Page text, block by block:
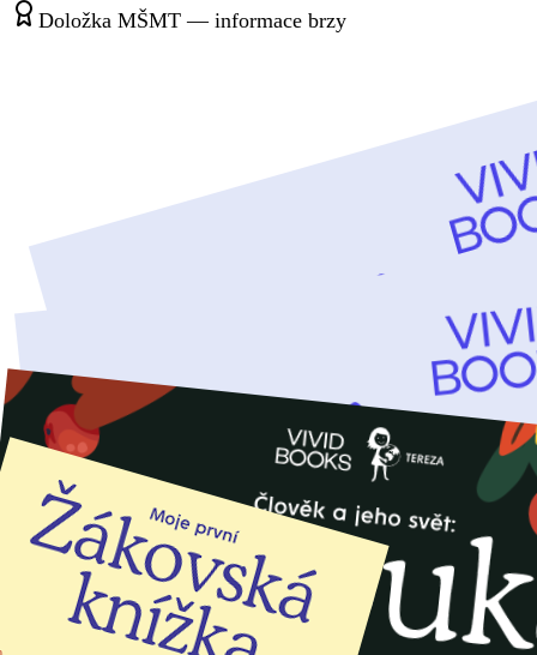
Doložka MŠMT — informace brzy
Tento titul si můžete pořídit ve zvýhodněném
balíčku:Balíček prvňáčka : 11 titulů
651,00 Kč599,00 Kč cena balíčku Přidat do objednávky
Více o akci